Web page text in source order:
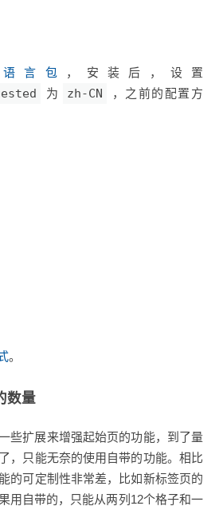
言包 ，安装后，设置
为 zh-CN
，之前的配置方
。
数量
些扩展来增强起始页的功能，到了量
，只能无奈的使用自带的功能。相比
的可定制性非常差，比如新标签页的
用自带的，只能从两列12个格子和一